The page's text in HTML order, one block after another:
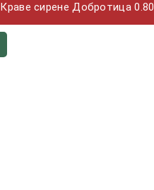
Краве сирене Добротица